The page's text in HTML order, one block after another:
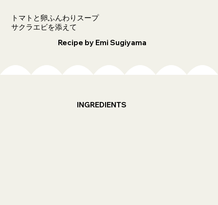
トマトと卵ふんわりスープ
サクラエビを添えて
Recipe by Emi Sugiyama
INGREDIENTS